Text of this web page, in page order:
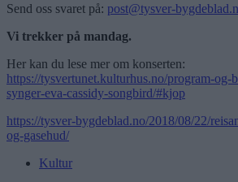
Send oss svaret på: post@tysver-
Vi trekker på mandag.
Her kan du lese mer om konserten:
https://tysvertunet.kulturhus.no/program-og-
synger-eva-cassidy-songbird/#kjop
https://tysver-bygdeblad.no/2018/08/22/
og-gasehud/
Kultur